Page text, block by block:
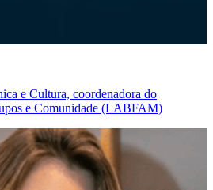
e Cultura, coordenadora do
e Comunidade (LABFAM)